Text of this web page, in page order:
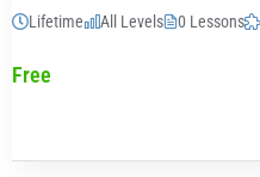
Lifetime All Levels 0 Lessons
Free